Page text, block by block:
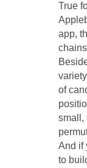
True
app,
variety
of
small,
And if
to